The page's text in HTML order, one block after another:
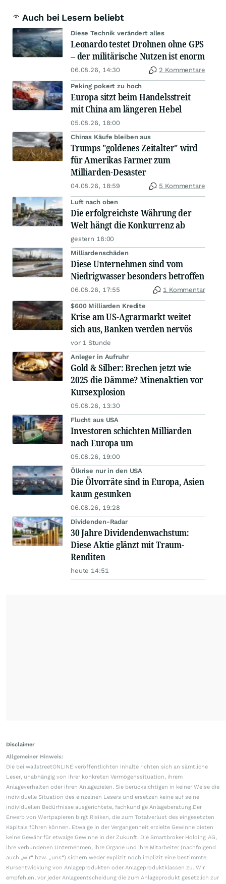
Auch bei Lesern beliebt
Diese Technik verändert alles
Leonardo testet Drohnen ohne GPS
– der militärische Nutzen ist enorm
06.08.26, 14:30 2 Kommentare
Peking pokert zu hoch
Europa sitzt beim Handelsstreit
mit China am längeren Hebel
05.08.26, 18:00
Chinas Käufe bleiben aus
Trumps "goldenes Zeitalter" wird
für Amerikas Farmer zum
Milliarden-Desaster
04.08.26, 18:59 5 Kommentare
Luft nach oben
Die erfolgreichste Währung der
Welt hängt die Konkurrenz ab
gestern 18:00
Milliardenschäden
Diese Unternehmen sind vom
Niedrigwasser besonders betroffen
06.08.26, 17:55 1 Kommentar
$600 Milliarden Kredite
Krise am US-Agrarmarkt weitet
sich aus, Banken werden nervös
vor 1 Stunde
Anleger in Aufruhr
Gold & Silber: Brechen jetzt wie
2025 die Dämme? Minenaktien vor
Kursexplosion
05.08.26, 13:30
Flucht aus USA
Investoren schichten Milliarden
nach Europa um
05.08.26, 19:00
Ölkrise nur in den USA
Die Ölvorräte sind in Europa, Asien
kaum gesunken
06.08.26, 19:28
Dividenden-Radar
30 Jahre Dividendenwachstum:
Diese Aktie glänzt mit Traum-
Renditen
heute 14:51
Disclaimer
Allgemeiner Hinweis:
Die bei wallstreetONLINE veröffentlichten Inhalte richten sich an sämtliche
Leser, unabhängig von ihrer konkreten Vermögenssituation, ihrem
Anlageverhalten oder ihren Anlagezielen. Sie berücksichtigen in keiner Weise die
individuelle Situation des einzelnen Lesers und ersetzen keine auf seine
individuellen Bedürfnisse ausgerichtete, fachkundige Anlageberatung.Der
Erwerb von Wertpapieren birgt Risiken, die zum Totalverlust des eingesetzten
Kapitals führen können. Etwaige in der Vergangenheit erzielte Gewinne bieten
keine Gewähr für etwaige Gewinne in der Zukunft. Die Smartbroker Holding AG,
ihre verbundenen Unternehmen, ihre Organe und ihre Mitarbeiter (nachfolgend
auch „wir“ bzw. „uns“) sichern weder explizit noch implizit eine bestimmte
Kursentwicklung von Anlageprodukten oder Anlageproduktklassen zu. Wir
empfehlen, vor jeder Anlageentscheidung die zum Anlageprodukt gesetzlich zur